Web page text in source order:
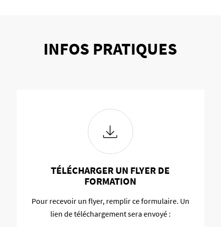
INFOS PRATIQUES
TÉLÉCHARGER UN FLYER DE
FORMATION
Pour recevoir un flyer, remplir ce formulaire. Un
lien de téléchargement sera envoyé :